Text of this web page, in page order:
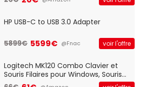
HP USB-C to USB 3.0 Adapter
5899€ 5599€ @Fnac voir l'offre
Logitech MK120 Combo Clavier et
Souris Filaires pour Windows, Souris
Optique Filaire, Connexion USB Plug